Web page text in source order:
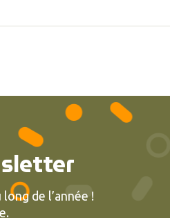
de l’année !